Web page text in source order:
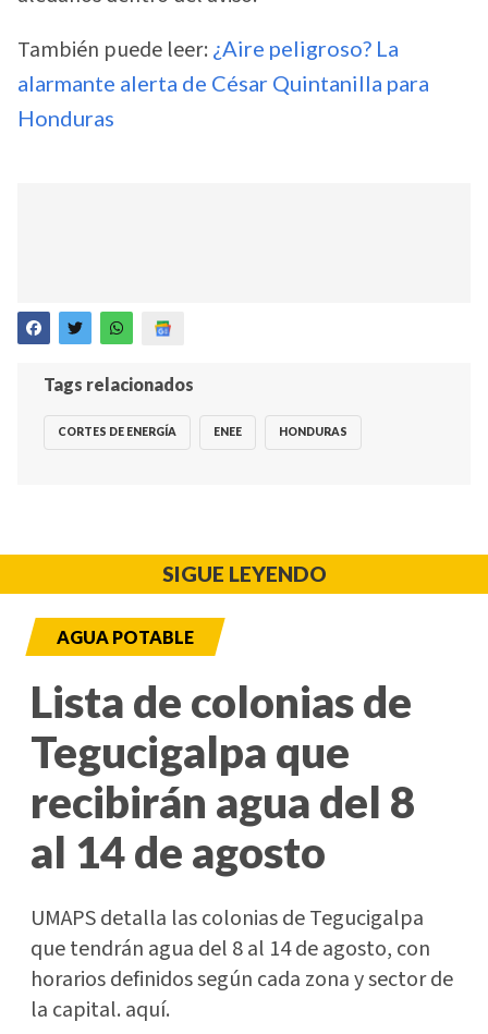
También puede leer: ¿Aire peligroso? La
alarmante alerta de César Quintanilla para
Honduras
Tags relacionados
CORTES DE ENERGÍA ENEE HONDURAS
SIGUE LEYENDO
AGUA POTABLE
Lista de colonias de
Tegucigalpa que
recibirán agua del 8
al 14 de agosto
UMAPS detalla las colonias de Tegucigalpa
que tendrán agua del 8 al 14 de agosto, con
horarios definidos según cada zona y sector de
la capital. aquí.